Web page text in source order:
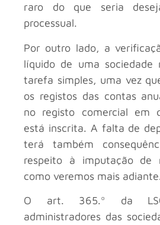
raro do que seria
processual.
Por outro lado, a
líquido de uma sociedade
tarefa simples, uma vez
os registos das contas
no registo comercial em
está inscrita. A falta de
terá também
respeito à imputação de
como veremos mais
O art. 365.º da
administradores das